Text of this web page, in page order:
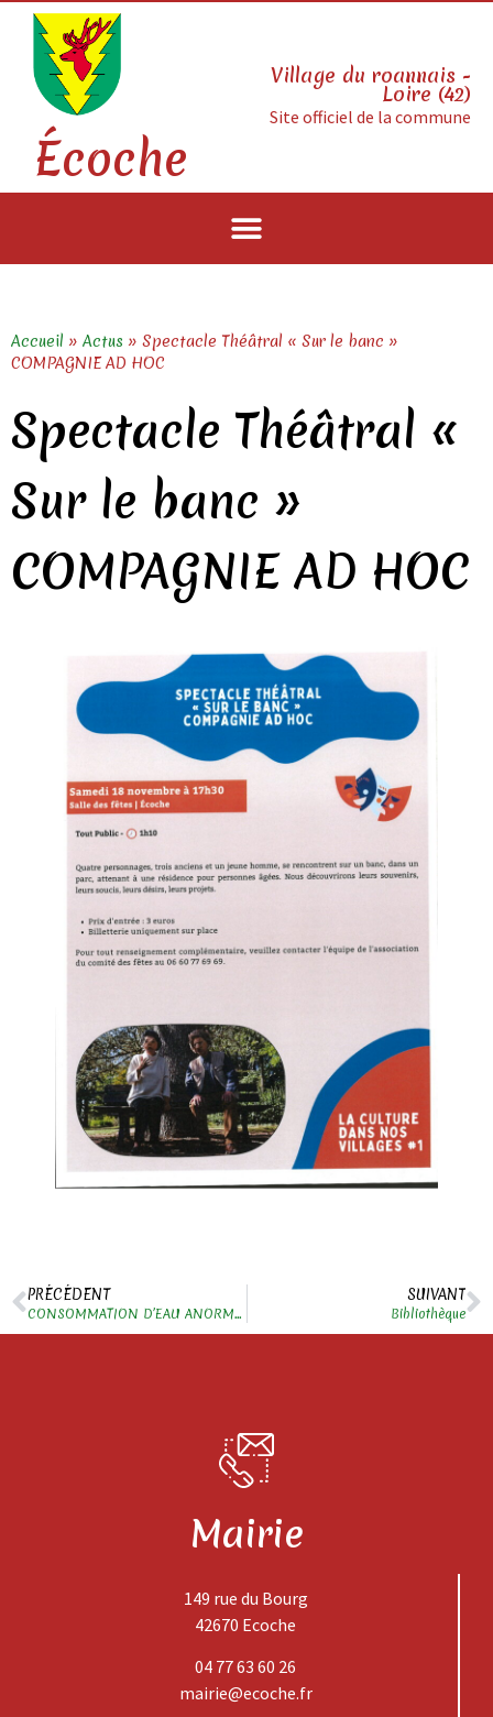
Écoche
Village du roannais -
Loire (42)
Site officiel de la commune
Accueil » Actus » Spectacle Théâtral « Sur le banc »
COMPAGNIE AD HOC
Spectacle Théâtral «
Sur le banc »
COMPAGNIE AD HOC
PRÉCÉDENT
CONSOMMATION D’EAU ANORMALE
SUIVANT
Bibliothèque
Mairie
149 rue du Bourg
42670 Ecoche
04 77 63 60 26
mairie@ecoche.fr